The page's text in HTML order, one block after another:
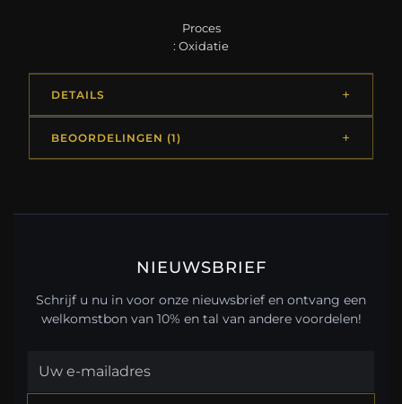
Proces
: Oxidatie
DETAILS
BEOORDELINGEN (1)
NIEUWSBRIEF
Schrijf u nu in voor onze nieuwsbrief en ontvang een
welkomstbon van 10% en tal van andere voordelen!